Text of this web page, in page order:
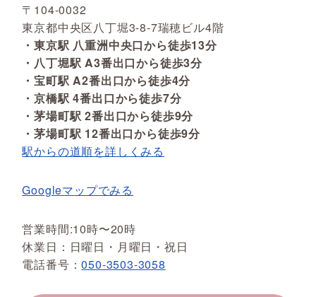
〒104-0032
東京都中央区八丁堀3-8-7瑞穂ビル4階
・東京駅 八重洲中央口から徒歩13分
・八丁堀駅 A3番出口から徒歩3分
・宝町駅 A2番出口から徒歩4分
・京橋駅 4番出口から徒歩7分
・茅場町駅 2番出口から徒歩9分
・茅場町駅 12番出口から徒歩9分
駅からの道順を詳しくみる
Googleマップでみる
営業時間:10時〜20時
休業日：日曜日・月曜日・祝日
電話番号：050-3503-3058